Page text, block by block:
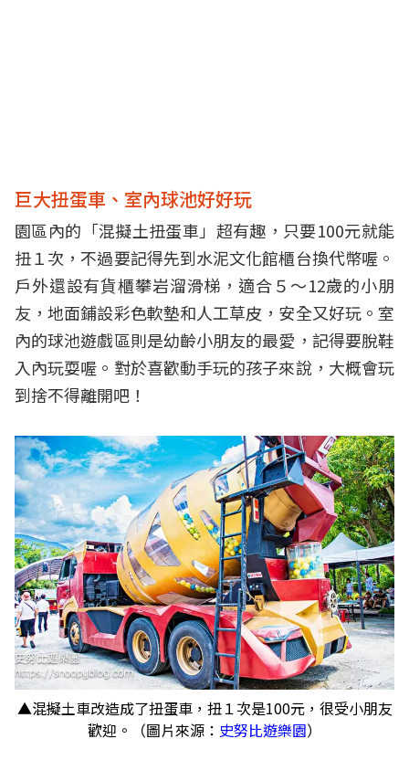
巨大扭蛋車、室內球池好好玩
園區內的「混擬土扭蛋車」超有趣，只要100元就能
扭１次，不過要記得先到水泥文化館櫃台換代幣喔。
戶外還設有貨櫃攀岩溜滑梯，適合５～12歲的小朋
友，地面鋪設彩色軟墊和人工草皮，安全又好玩。室
內的球池遊戲區則是幼齡小朋友的最愛，記得要脫鞋
入內玩耍喔。對於喜歡動手玩的孩子來說，大概會玩
到捨不得離開吧！
▲混擬土車改造成了扭蛋車，扭１次是100元，很受小朋友
歡迎。（圖片來源： 史努比遊樂園）